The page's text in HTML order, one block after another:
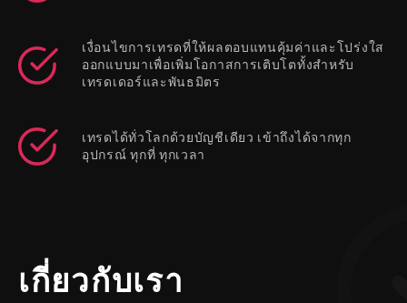
เงื่อนไขการเทรดที่ให้ผลตอบแทนคุ้มค่าและโปร่งใส
ออกแบบมาเพื่อเพิ่มโอกาสการเติบโตทั้งสำหรับ
เทรดเดอร์และพันธมิตร
เทรดได้ทั่วโลกด้วยบัญชีเดียว เข้าถึงได้จากทุก
อุปกรณ์ ทุกที่ ทุกเวลา
เกี่ยวกับเรา